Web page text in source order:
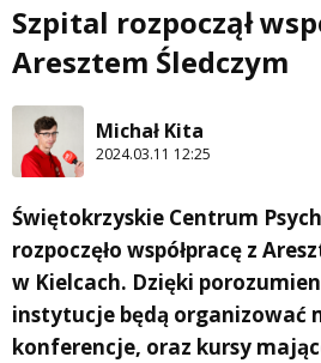
Szpital rozpoczął
Aresztem Śledczym
Michał Kita
2024.03.11 12:25
Świętokrzyskie Centrum
rozpoczęło współpracę z
w Kielcach. Dzięki
instytucje będą organizować
konferencje, oraz kursy